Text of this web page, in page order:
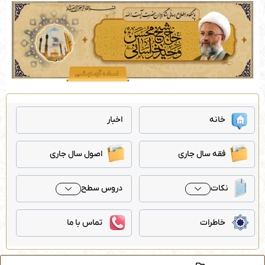
پرش
خانه اخبار
فقه سال جاری اصول سال جاری
نکات دروس سطح
خاطرات تماس با ما